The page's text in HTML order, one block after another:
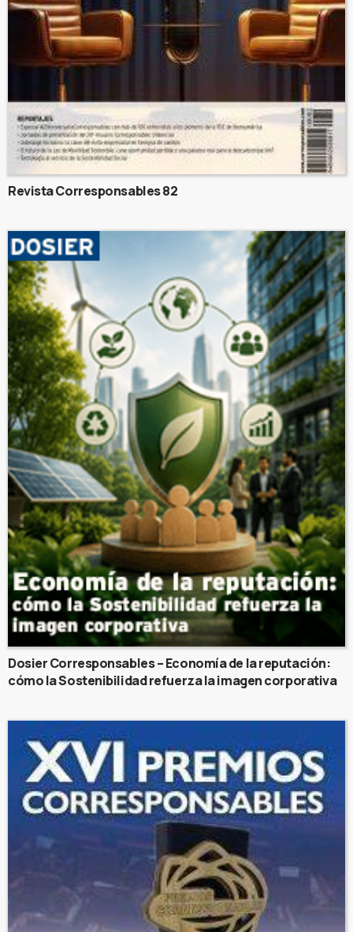
Revista Corresponsables 82
Dosier Corresponsables – Economía de la reputación:
cómo la Sostenibilidad refuerza la imagen corporativa